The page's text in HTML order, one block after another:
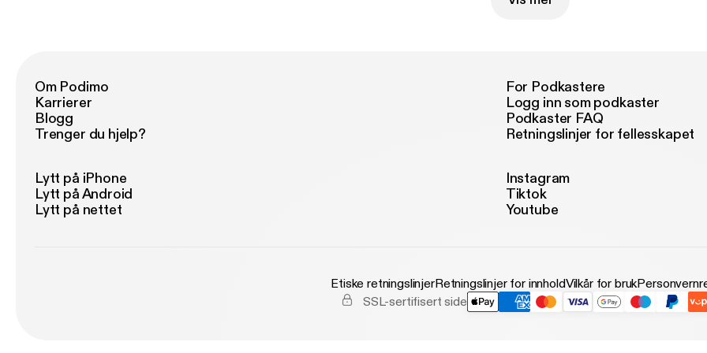
Om Podimo
Karrierer
Blogg
Trenger du hjelp?
For Podkastere
Logg inn som podkaster
Podkaster FAQ
Retningslinjer for fellesskapet
Lytt på iPhone
Lytt på Android
Lytt på nettet
Instagram
Tiktok
Youtube
Etiske retningslinjerRetningslinjer for innholdVilkår for bruk
SSL-sertifisert side